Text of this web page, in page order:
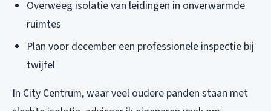
Overweeg isolatie van leidingen in onverwarmde
ruimtes
Plan voor december een professionele inspectie bij
twijfel
In City Centrum, waar veel oudere panden staan met